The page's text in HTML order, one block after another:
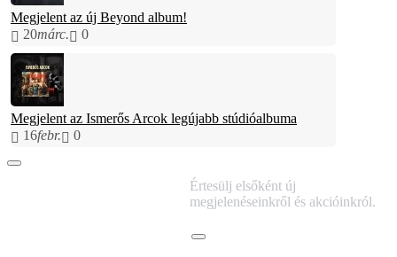
Megjelent az új Beyond album!
20márc. 0
Megjelent az Ismerős Arcok legújabb stúdióalbuma
16febr. 0
Értesülj elsőként új
megjelenéseinkről és akcióinkról.